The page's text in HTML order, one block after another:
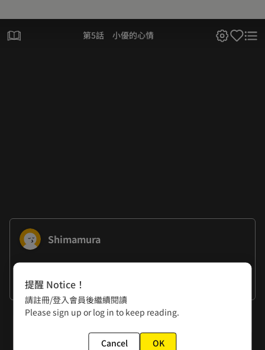
第5話 小優的心情
Shimamura
謝謝大家
下一話
第6話 陸的失敗
提醒 Notice！
請註冊/登入會員後繼續閱讀
Please sign up or log in to keep reading.
Cancel OK